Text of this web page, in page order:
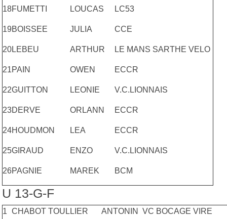
18FUMETTI LOUCAS LC53
19BOISSEE JULIA CCE
20LEBEU ARTHUR LE MANS SARTHE VELO
21PAIN OWEN ECCR
22GUITTON LEONIE V.C.LIONNAIS
23DERVE ORLANN ECCR
24HOUDMON LEA ECCR
25GIRAUD ENZO V.C.LIONNAIS
26PAGNIE MAREK BCM
U 13-G-F
1 CHABOT TOULLIER ANTONIN VC BOCAGE VIRE